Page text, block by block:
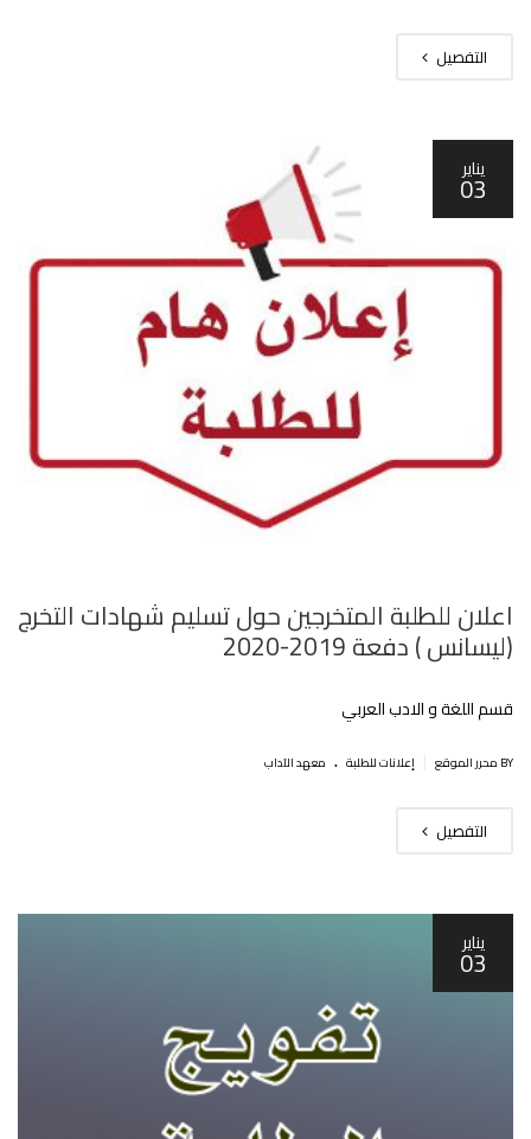
التفصيل
يناير
03
اعلان للطلبة المتخرجين حول تسليم شهادات التخرج
(ليسانس ) دفعة 2019-2020
قسم اللغة و الادب العربي
BY محرر الموقع إعلانات للطلبة . معهد الآداب
التفصيل
يناير
03